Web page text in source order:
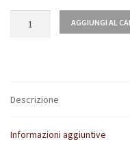
AGGIUNGI AL
Descrizione
Informazioni aggiuntive